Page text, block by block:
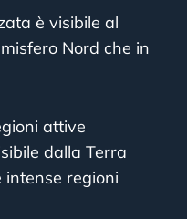
è visibile al
Nord che in
attive
dalla Terra
regioni